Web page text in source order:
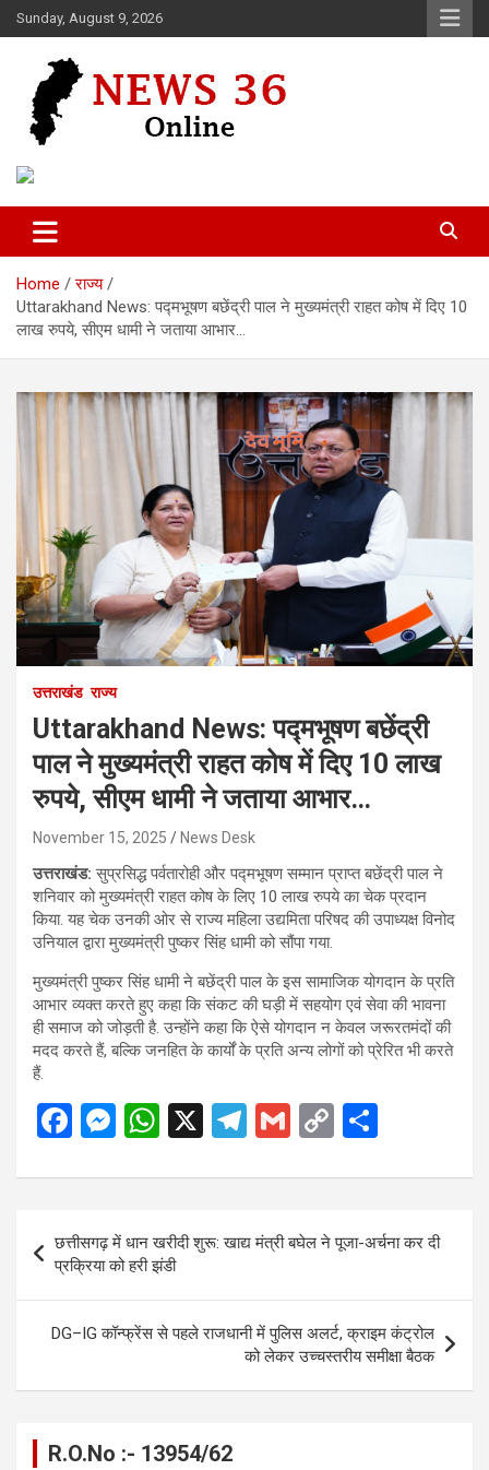
Skip
to
Sunday, August 9, 2026
News 36
Home
राज्य
Uttarakhand News: पद्मभूषण बछेंद्री पाल ने मुख्यमंत्री राहत कोष में दिए 10
लाख रुपये, सीएम धामी ने जताया आभार…
उत्तराखंड राज्य
Uttarakhand News: पद्मभूषण बछेंद्री
पाल ने मुख्यमंत्री राहत कोष में दिए 10 लाख
रुपये, सीएम धामी ने जताया आभार…
November 15, 2025 News Desk
उत्तराखंड: सुप्रसिद्ध पर्वतारोही और पद्मभूषण सम्मान प्राप्त बछेंद्री पाल ने
शनिवार को मुख्यमंत्री राहत कोष के लिए 10 लाख रुपये का चेक प्रदान
किया. यह चेक उनकी ओर से राज्य महिला उद्यमिता परिषद की उपाध्यक्ष विनोद
उनियाल द्वारा मुख्यमंत्री पुष्कर सिंह धामी को सौंपा गया.
मुख्यमंत्री पुष्कर सिंह धामी ने बछेंद्री पाल के इस सामाजिक योगदान के प्रति
आभार व्यक्त करते हुए कहा कि संकट की घड़ी में सहयोग एवं सेवा की भावना
ही समाज को जोड़ती है. उन्होंने कहा कि ऐसे योगदान न केवल जरूरतमंदों की
मदद करते हैं, बल्कि जनहित के कार्यों के प्रति अन्य लोगों को प्रेरित भी करते
हैं.
F
ce
b
o
o
k
M
se
n
g
er
W
at
s
A
p
p
X
T
e
gr
a
m
G
ail
C
py
n
k
ar
e
navigation
छत्तीसगढ़ में धान खरीदी शुरू: खाद्य मंत्री बघेल ने पूजा-अर्चना कर दी
प्रक्रिया को हरी झंडी
DG–IG कॉन्फ्रेंस से पहले राजधानी में पुलिस अलर्ट, क्राइम कंट्रोल
को लेकर उच्चस्तरीय समीक्षा बैठक
R.O.No :- 13954/62